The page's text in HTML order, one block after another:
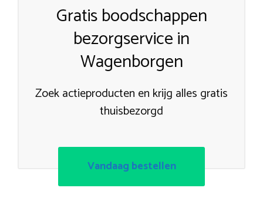
Gratis boodschappen
bezorgservice in
Wagenborgen
Zoek actieproducten en krijg alles gratis
thuisbezorgd
Vandaag bestellen